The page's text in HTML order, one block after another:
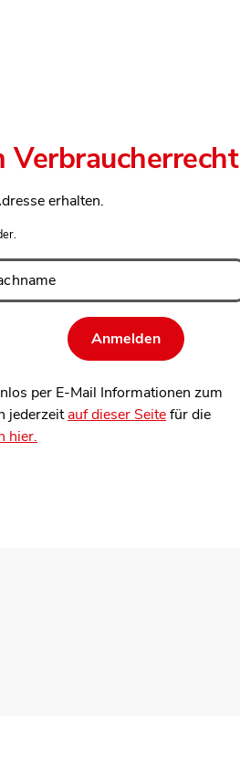
Verbraucherrecht
erhalten.
per E-Mail Informationen zum
jederzeitauf dieser Seitefür die
hier.